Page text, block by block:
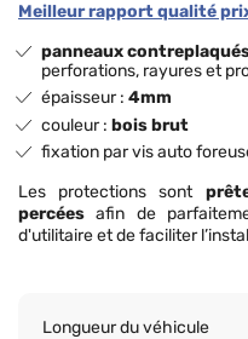
Meilleur rapport qualité
panneaux
perforations, rayures et
épaisseur :4mm
couleur :bois brut
fixation par vis auto
Les protections sont
percées afin de
d'utilitaire et de faciliter
Longueur du véhicule